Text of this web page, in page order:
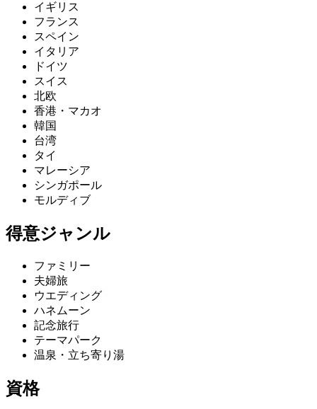
イギリス
フランス
スペイン
イタリア
ドイツ
スイス
北欧
香港・マカオ
韓国
台湾
タイ
マレーシア
シンガポール
モルディブ
得意ジャンル
ファミリー
夫婦旅
ウエディング
ハネムーン
記念旅行
テーマパーク
温泉・立ち寄り湯
資格